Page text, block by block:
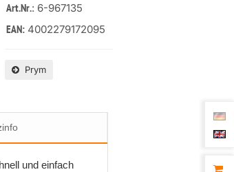
Art.Nr.: 6-967135
EAN: 4002279172095
Prym
und einfach